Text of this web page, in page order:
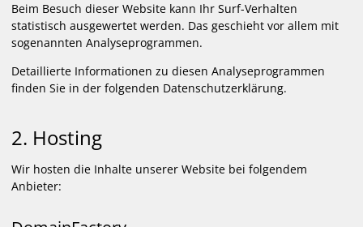
Beim Besuch dieser Website kann Ihr Surf-Verhalten
statistisch ausgewertet werden. Das geschieht vor allem mit
sogenannten Analyseprogrammen.
Detaillierte Informationen zu diesen Analyseprogrammen
finden Sie in der folgenden Datenschutzerklärung.
2. Hosting
Wir hosten die Inhalte unserer Website bei folgendem
Anbieter: